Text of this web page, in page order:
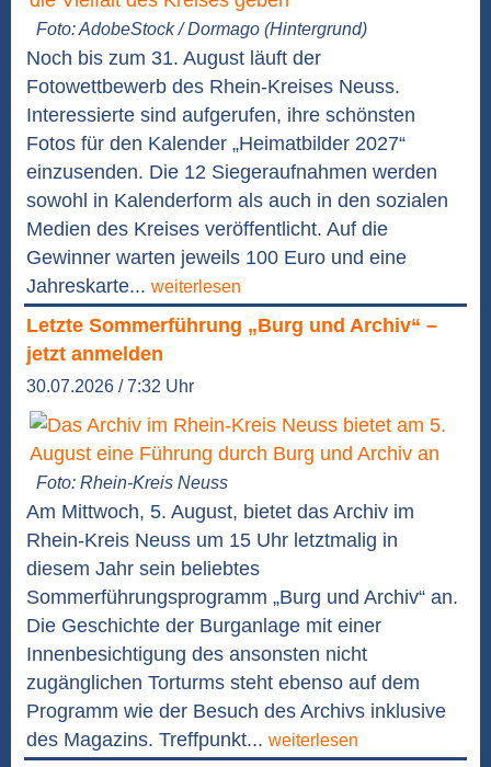
Foto: AdobeStock / Dormago (Hintergrund)
Noch bis zum 31. August läuft der
Fotowettbewerb des Rhein-Kreises Neuss.
Interessierte sind aufgerufen, ihre schönsten
Fotos für den Kalender „Heimatbilder 2027“
einzusenden. Die 12 Siegeraufnahmen werden
sowohl in Kalenderform als auch in den sozialen
Medien des Kreises veröffentlicht. Auf die
Gewinner warten jeweils 100 Euro und eine
Jahreskarte... weiterlesen
Letzte Sommerführung „Burg und Archiv“ –
jetzt anmelden
30.07.2026 / 7:32 Uhr
Foto: Rhein-Kreis Neuss
Am Mittwoch, 5. August, bietet das Archiv im
Rhein-Kreis Neuss um 15 Uhr letztmalig in
diesem Jahr sein beliebtes
Sommerführungsprogramm „Burg und Archiv“ an.
Die Geschichte der Burganlage mit einer
Innenbesichtigung des ansonsten nicht
zugänglichen Torturms steht ebenso auf dem
Programm wie der Besuch des Archivs inklusive
des Magazins. Treffpunkt... weiterlesen